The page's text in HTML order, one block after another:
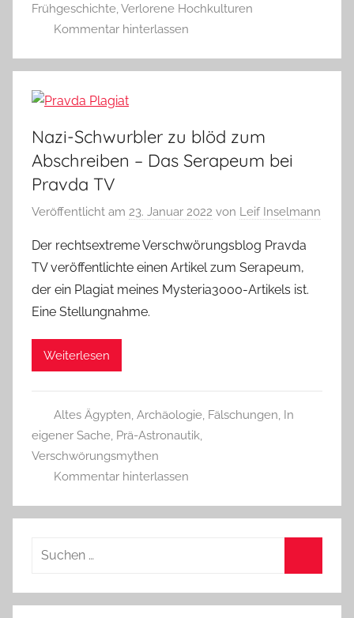
Frühgeschichte Verlorene Hochkulturen
Kommentar hinterlassen
Nazi-Schwurbler zu blöd zum
Abschreiben – Das Serapeum bei
Pravda TV
Veröffentlicht am 23. Januar 2022 von Leif Inselmann
Der rechtsextreme Verschwörungsblog Pravda
TV veröffentlichte einen Artikel zum Serapeum,
der ein Plagiat meines Mysteria3000-Artikels ist.
Eine Stellungnahme.
Weiterlesen
Altes Ägypten, Archäologie, Fälschungen, In
eigener Sache, Prä-Astronautik,
Verschwörungsmythen
Kommentar hinterlassen
Suchen